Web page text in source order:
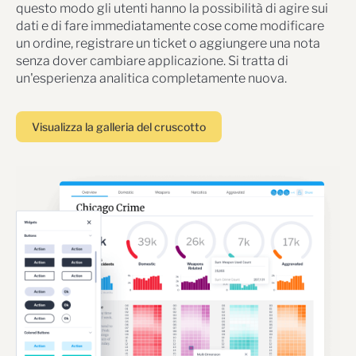
questo modo gli utenti hanno la possibilità di agire sui
dati e di fare immediatamente cose come modificare
un ordine, registrare un ticket o aggiungere una nota
senza dover cambiare applicazione. Si tratta di
un'esperienza analitica completamente nuova.
Visualizza la galleria del cruscotto